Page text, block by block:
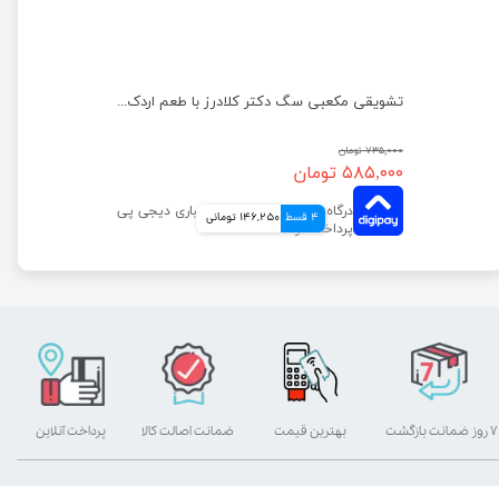
تشویقی مکعبی سگ دکتر کلادرز با طعم اردک وزن 80 گرم
۷۳۵,۰۰۰ تومان
۵۸۵,۰۰۰ تومان
4 قسط 146,250 تومانی
بهترین قیمت پرداخت آنلاین ۷ روز ضمانت بازگشت ضمانت اصالت کالا